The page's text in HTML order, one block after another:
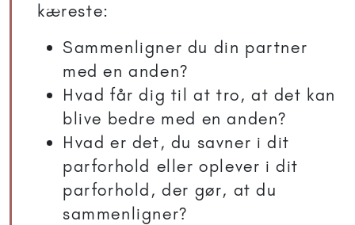
kæreste:
Sammenligner du din partner
med en anden?
Hvad får dig til at tro, at det kan
blive bedre med en anden?
Hvad er det, du savner i dit
parforhold eller oplever i dit
parforhold, der gør, at du
sammenligner?